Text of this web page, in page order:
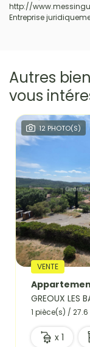
http://
Entreprise
Autres
vous
12 PHOTO(S)
VENTE
GREOUX LES
1 pièce(s) / 27.6
x 1